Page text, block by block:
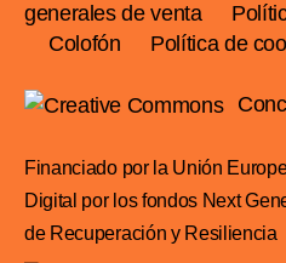
generales de venta
Colofón
Política de
Financiado por la Unión
Digital por los fondos Next
de Recuperación y Resiliencia